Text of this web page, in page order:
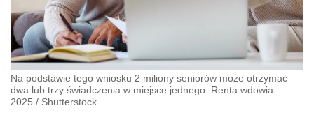
Na podstawie tego wniosku 2 miliony seniorów może otrzymać
dwa lub trzy świadczenia w miejsce jednego. Renta wdowia
2025 / Shutterstock